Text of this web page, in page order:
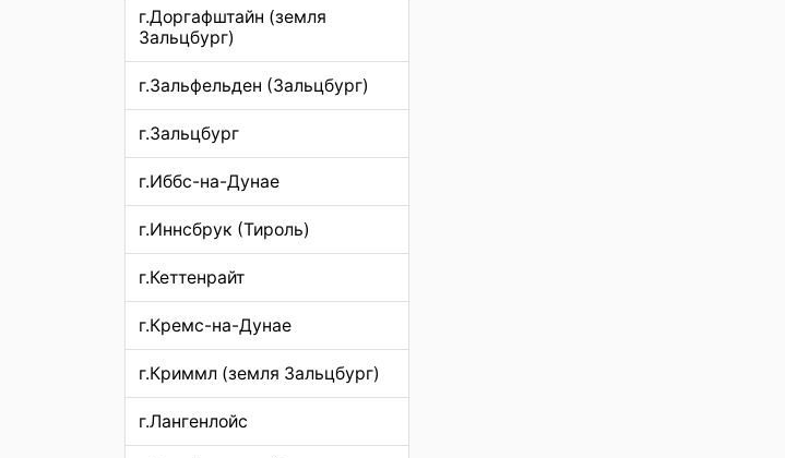
г.Доргафштайн (земля
Зальцбург)
г.Зальфельден (Зальцбург)
г.Зальцбург
г.Иббс-на-Дунае
г.Иннсбрук (Тироль)
г.Кеттенрайт
г.Кремс-на-Дунае
г.Криммл (земля Зальцбург)
г.Лангенлойс